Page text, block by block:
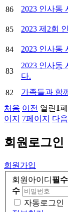
86 2023 인사동
85 2023 제2회
84 2023 인사동
83
2023 인사동
다.
82 가족들과 함
처음 이전 열린1
이지
7페이지 다음
회원 로그인
회원가입
회원아이디 필수
수
자동로그인